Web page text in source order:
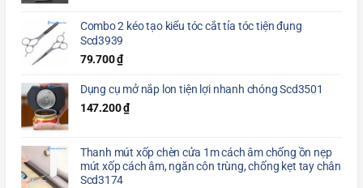
Combo 2 kéo tạo kiểu tóc cắt tỉa tóc tiện đụng
Scd3939
79.700₫
Dụng cụ mở nắp lon tiện lợi nhanh chóng Scd3501
147.200₫
Thanh mút xốp chèn cửa 1m cách âm chống ồn nẹp
mút xốp cách âm, ngăn côn trùng, chống kẹt tay chân
Scd3174